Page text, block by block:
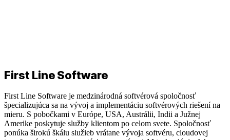
First Line Software
First Line Software je medzinárodná softvérová spoločnosť
špecializujúca sa na vývoj a implementáciu softvérových riešení na
mieru. S pobočkami v Európe, USA, Austrálii, Indii a Južnej
Amerike poskytuje služby klientom po celom svete. Spoločnosť
ponúka širokú škálu služieb vrátane vývoja softvéru, cloudovej